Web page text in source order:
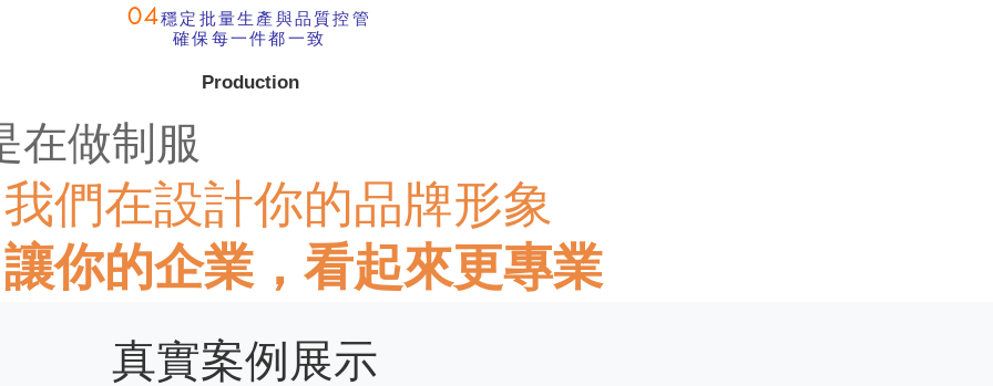
04穩定批量生產與品質控管
確保每一件都一致
Production
在做制服
我們在設計你的品牌形象
讓你的企業，看起來更專業
真實案例展示